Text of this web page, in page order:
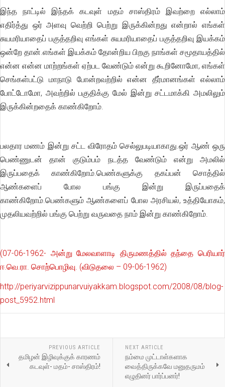
இந்த நாட்டில் இந்தக் கடவுள் மதம் சாஸ்திரம் இவற்றை எல்லாம்
எதிர்த்து ஒர் அளவு வெற்றி பெற்று இருக்கின்றது என்றால் எங்கள்
சுயமரியாதைப் பகுத்தறிவு எங்கள் சுயமரியாதைப் பகுத்தறிவு இயக்கம்
ஒன்றே தான்.எங்கள் இயக்கம் தோன்றிய பிறகு நாங்கள் சமூதாயத்தில்
என்ன என்ன மாற்றங்கள் ஏற்பட வேண்டும் என்று கூறினோமோ, எங்கள்
செங்கள்பட்டு மாநாடு போன்றவற்றில் என்ன தீர்மானங்கள் எல்லாம்
போட்டோமோ, அவற்றில் பகுதிக்கு மேல் இன்று சட்டமாக்கி அமலிலும்
இருக்கின்றதைக் காண்கிறோம்.
பலதார மணம் இன்று சட்ட விரோதம் செல்லுபடியாகாது.ஒர் ஆண் ஒரு
பெண்ணுடன் தான் குடும்பம் நடத்த வேண்டும் என்று அமலில்
இருப்பதைக் காண்கிறோம்.பெண்களுக்கு தகப்பன் சொத்தில்
ஆண்களைப் போல பங்கு இன்று இருப்பதைக்
காண்கிறோம்.பெண்களும் ஆண்களைப் போல அரசியல், உத்தியோகம்,
முதலியவற்றில் பங்கு பெற்று வருவதை நாம் இன்று காண்கிறோம்.
(07-06-1962- அன்று மேலவாளாடி திருமணத்தில் தந்தை பெரியார்
ஈ.வெ.ரா. சொற்பொழிவு. (விடுதலை – 09-06-1962)
http://periyarvizippunarvuiyakkam.blogspot.com/2008/08/blog-
post_5952.html
PREVIOUS ARTICLE
தமிழன் இழிவுக்குக் காரணம்
கடவுள்- மதம்- சாஸ்திரம்!
NEXT ARTICLE
நம்மை முட்டாள்களாக
வைத்திருக்கவே மனுதருமம்
எழுதினர் பார்ப்பனர்!